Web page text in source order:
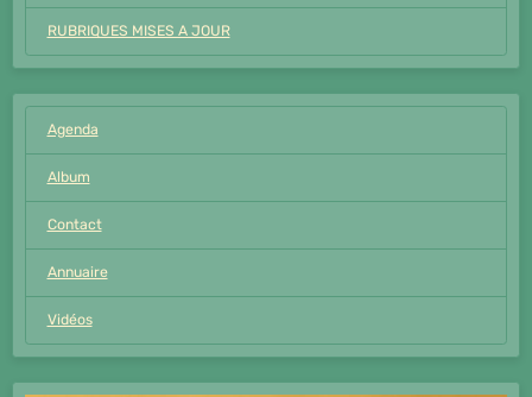
RUBRIQUES MISES A JOUR
Agenda
Album
Contact
Annuaire
Vidéos